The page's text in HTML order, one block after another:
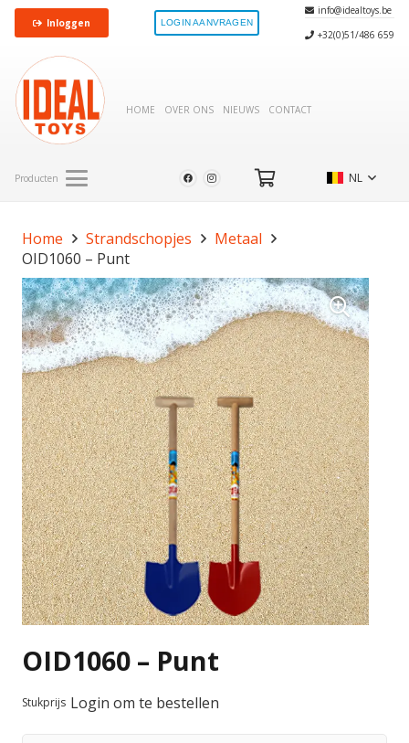
Inloggen LOGIN AANVRAGEN
info@idealtoys.be
+32(0)51/486 659
HOME OVER ONS NIEUWS CONTACT
Producten NL
Home Strandschopjes
Metaal
OID1060 – Punt
OID1060 – Punt
Stukprijs Login om te bestellen